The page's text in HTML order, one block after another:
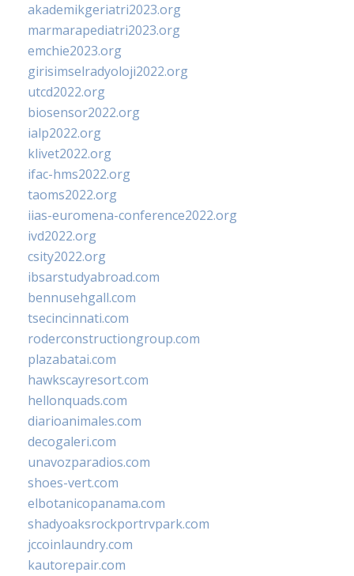
akademikgeriatri2023.org
marmarapediatri2023.org
emchie2023.org
girisimselradyoloji2022.org
utcd2022.org
biosensor2022.org
ialp2022.org
klivet2022.org
ifac-hms2022.org
taoms2022.org
iias-euromena-conference2022.org
ivd2022.org
csity2022.org
ibsarstudyabroad.com
bennusehgall.com
tsecincinnati.com
roderconstructiongroup.com
plazabatai.com
hawkscayresort.com
hellonquads.com
diarioanimales.com
decogaleri.com
unavozparadios.com
shoes-vert.com
elbotanicopanama.com
shadyoaksrockportrvpark.com
jccoinlaundry.com
kautorepair.com